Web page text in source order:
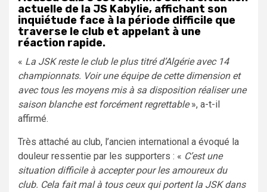
actuelle de la JS Kabylie, affichant son
inquiétude face à la période difficile que
traverse le club et appelant à une
réaction rapide.
« La JSK reste le club le plus titré d’Algérie avec 14
championnats. Voir une équipe de cette dimension et
avec tous les moyens mis à sa disposition réaliser une
saison blanche est forcément regrettable», a-t-il
affirmé.
Très attaché au club, l’ancien international a évoqué la
douleur ressentie par les supporters : « C’est une
situation difficile à accepter pour les amoureux du
club. Cela fait mal à tous ceux qui portent la JSK dans